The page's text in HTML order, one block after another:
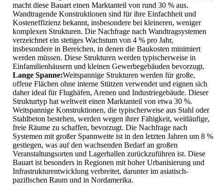
macht diese Bauart einen Marktanteil von rund 30 % aus.
Wandtragende Konstruktionen sind für ihre Einfachheit und
Kosteneffizienz bekannt, insbesondere bei kleineren, weniger
komplexen Strukturen. Die Nachfrage nach Wandtragsystemen
verzeichnet ein stetiges Wachstum von 4 % pro Jahr,
insbesondere in Bereichen, in denen die Baukosten minimiert
werden müssen. Diese Strukturen werden typischerweise in
Einfamilienhäusern und kleinen Gewerbegebäuden bevorzugt.
Lange Spanne:Weitspannige Strukturen werden für große,
offene Flächen ohne interne Stützen verwendet und eignen sich
daher ideal für Flughäfen, Arenen und Industriegebäude. Dieser
Strukturtyp hat weltweit einen Marktanteil von etwa 30 %.
Weitspannige Konstruktionen, die typischerweise aus Stahl oder
Stahlbeton bestehen, werden wegen ihrer Fähigkeit, weitläufige,
freie Räume zu schaffen, bevorzugt. Die Nachfrage nach
Systemen mit großer Spannweite ist in den letzten Jahren um 8 %
gestiegen, was auf den wachsenden Bedarf an großen
Veranstaltungsorten und Lagerhallen zurückzuführen ist. Diese
Bauart ist besonders in Regionen mit hoher Urbanisierung und
Infrastrukturentwicklung verbreitet, darunter im asiatisch-
pazifischen Raum und in Nordamerika.